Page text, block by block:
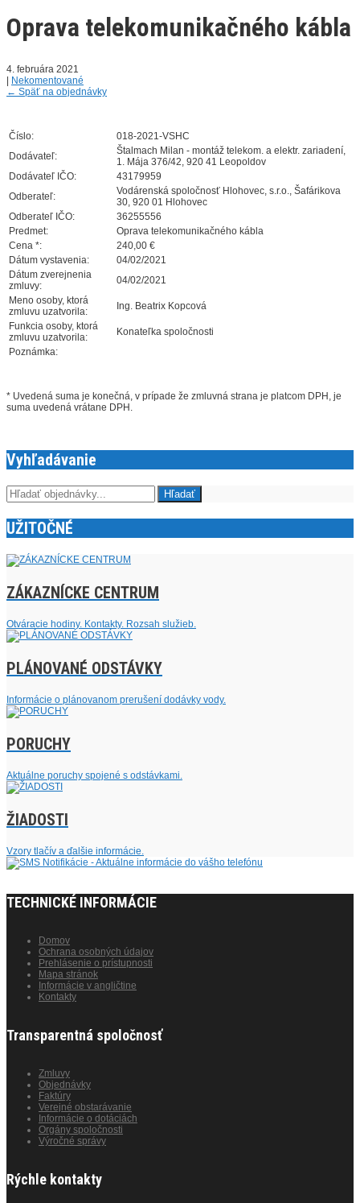
Oprava telekomunikačného kábla
4. februára 2021
Nekomentované
← Späť na objednávky
Číslo:
018-2021-VSHC
Dodávateľ:
Štalmach Milan - montáž telekom. a elektr. zariadení,
1. Mája 376/42, 920 41 Leopoldov
Dodávateľ IČO:
43179959
Odberateľ:
Vodárenská spoločnosť Hlohovec, s.r.o., Šafárikova
30, 920 01 Hlohovec
Odberateľ IČO:
36255556
Predmet:
Oprava telekomunikačného kábla
Cena *:
240,00 €
Dátum vystavenia:
04/02/2021
Dátum zverejnenia
zmluvy:
04/02/2021
Meno osoby, ktorá
zmluvu uzatvorila:
Ing. Beatrix Kopcová
Funkcia osoby, ktorá
zmluvu uzatvorila:
Konateľka spoločnosti
Poznámka:
* Uvedená suma je konečná, v prípade že zmluvná strana je platcom DPH, je
suma uvedená vrátane DPH.
Vyhľadávanie
UŽITOČNÉ
ZÁKAZNÍCKE CENTRUM
Otváracie hodiny. Kontakty. Rozsah služieb.
PLÁNOVANÉ ODSTÁVKY
Informácie o plánovanom prerušení dodávky vody.
PORUCHY
Aktuálne poruchy spojené s odstávkami.
ŽIADOSTI
Vzory tlačív a ďalšie informácie.
TECHNICKÉ INFORMÁCIE
Domov
Ochrana osobných údajov
Prehlásenie o prístupnosti
Mapa stránok
Informácie v angličtine
Kontakty
Transparentná spoločnosť
Zmluvy
Objednávky
Faktúry
Verejné obstarávanie
Informácie o dotáciách
Orgány spoločnosti
Výročné správy
Rýchle kontakty